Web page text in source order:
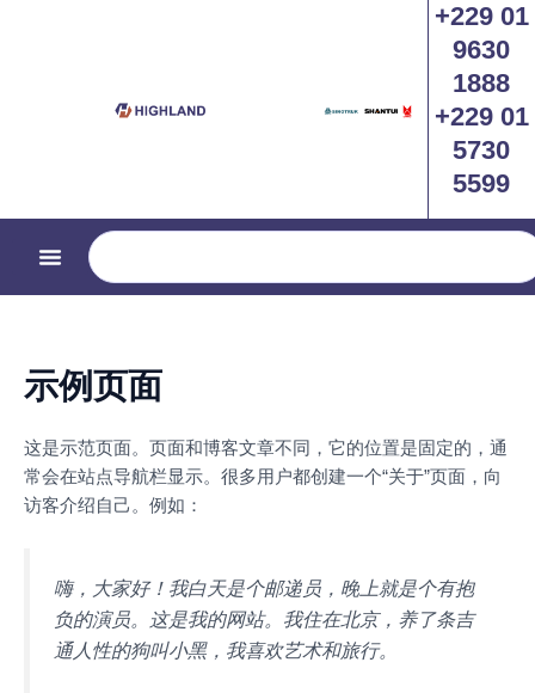
+229 01
9630
1888
+229 01
5730
5599
Search
示例页面
这是示范页面。页面和博客文章不同，它的位置是固定的，通
常会在站点导航栏显示。很多用户都创建一个“关于”页面，向
访客介绍自己。例如：
嗨，大家好！我白天是个邮递员，晚上就是个有抱
负的演员。这是我的网站。我住在北京，养了条吉
通人性的狗叫小黑，我喜欢艺术和旅行。